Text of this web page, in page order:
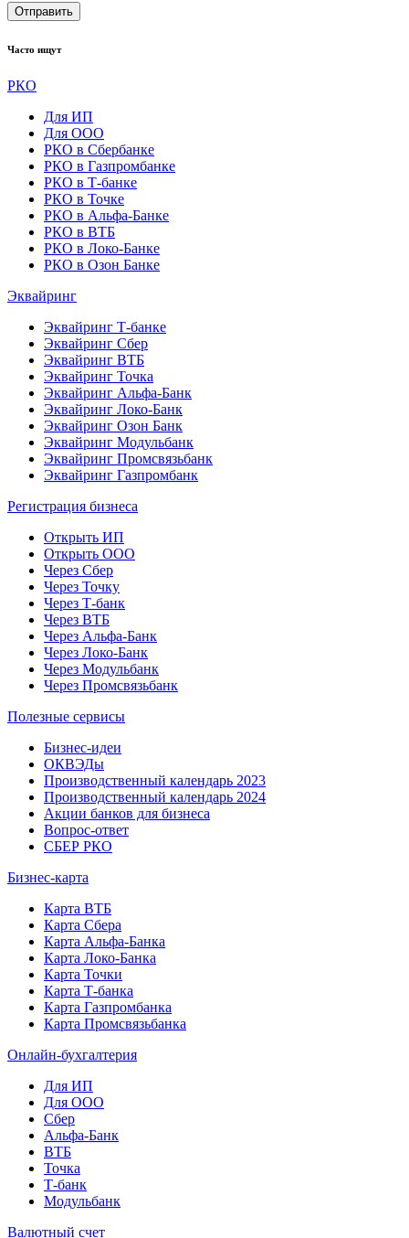
Отправить
Часто ищут
РКО
Для ИП
Для ООО
РКО в Сбербанке
РКО в Газпромбанке
РКО в Т-банке
РКО в Точке
РКО в Альфа-Банке
РКО в ВТБ
РКО в Локо-Банке
РКО в Озон Банке
Эквайринг
Эквайринг Т-банке
Эквайринг Сбер
Эквайринг ВТБ
Эквайринг Точка
Эквайринг Альфа-Банк
Эквайринг Локо-Банк
Эквайринг Озон Банк
Эквайринг Модульбанк
Эквайринг Промсвязьбанк
Эквайринг Газпромбанк
Регистрация бизнеса
Открыть ИП
Открыть ООО
Через Сбер
Через Точку
Через Т-банк
Через ВТБ
Через Альфа-Банк
Через Локо-Банк
Через Модульбанк
Через Промсвязьбанк
Полезные сервисы
Бизнес-идеи
ОКВЭДы
Производственный календарь 2023
Производственный календарь 2024
Акции банков для бизнеса
Вопрос-ответ
СБЕР РКО
Бизнес-карта
Карта ВТБ
Карта Сбера
Карта Альфа-Банка
Карта Локо-Банка
Карта Точки
Карта Т-банка
Карта Газпромбанка
Карта Промсвязьбанка
Онлайн-бухгалтерия
Для ИП
Для ООО
Сбер
Альфа-Банк
ВТБ
Точка
Т-банк
Модульбанк
Валютный счет